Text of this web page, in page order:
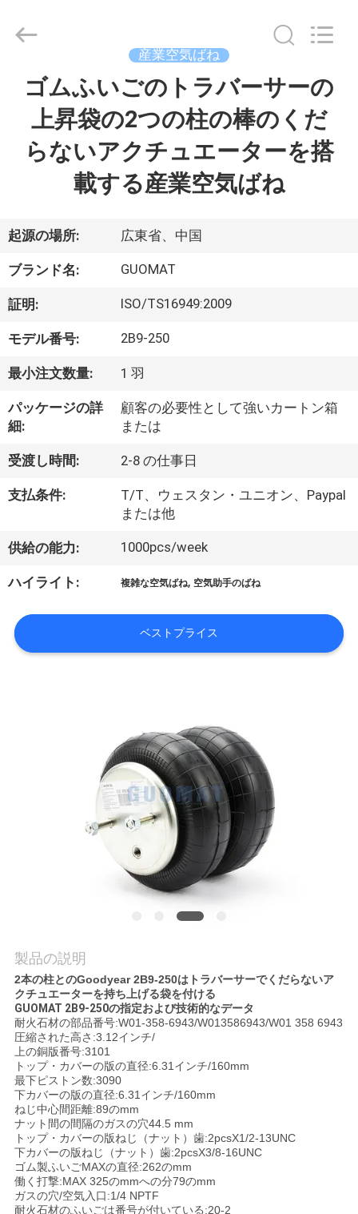
ク
ト
私
達
つ
い
て
工
場
行
絡
し
な
さ
い
引
用
2026
GUANGZHOU
産業空気ばね
ゴムふいごのトラバーサーの
上昇袋の2つの柱の棒のくだ
らないアクチュエーターを搭
載する産業空気ばね
起源の場所: 広東省、中国
ブランド名: GUOMAT
証明: ISO/TS16949:2009
モデル番号: 2B9-250
最小注文数量: 1 羽
パッケージの詳
細:
顧客の必要性として強いカートン箱
または
受渡し時間: 2-8 の仕事日
支払条件:
T/T、ウェスタン・ユニオン、Paypal
または他
供給の能力: 1000pcs/week
ハイライト: 複雑な空気ばね, 空気助手のばね
ベストプライス
製品の説明
2本の柱とのGoodyear 2B9-250はトラバーサーでくだらないア
クチュエーターを持ち上げる袋を付ける
GUOMAT 2B9-250の指定および技術的なデータ
耐火石材の部品番号:W01-358-6943/W013586943/W01 358 6943
圧縮された高さ:3.12インチ/
上の銅版番号:3101
トップ・カバーの版の直径:6.31インチ/160mm
最下ピストン数:3090
下カバーの版の直径:6.31インチ/160mm
ねじ中心間距離:89のmm
ナット間の間隔のガスの穴44.5 mm
トップ・カバーの版ねじ（ナット）歯:2pcsX1/2-13UNC
下カバーの版ねじ（ナット）歯:2pcsX3/8-16UNC
ゴム製ふいごMAXの直径:262のmm
働く打撃:MAX 325のmmへの分79のmm
ガスの穴/空気入口:1/4 NPTF
耐火石材のふいごは番号が付いている:20-2